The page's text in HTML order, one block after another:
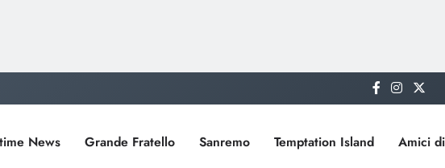
News Grande Fratello Sanremo Temptation Island Amici